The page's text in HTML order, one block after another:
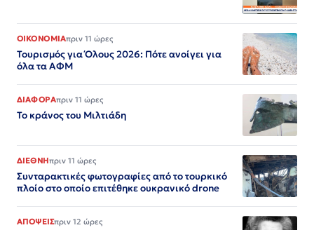
ΟΙΚΟΝΟΜΙΑπριν 11 ώρες
Τουρισμός για Όλους 2026: Πότε ανοίγει για
όλα τα ΑΦΜ
ΔΙΑΦΟΡΑπριν 11 ώρες
Το κράνος του Μιλτιάδη
ΔΙΕΘΝΗπριν 11 ώρες
Συνταρακτικές φωτογραφίες από το τουρκικό
πλοίο στο οποίο επιτέθηκε ουκρανικό drone
ΑΠΟΨΕΙΣπριν 12 ώρες